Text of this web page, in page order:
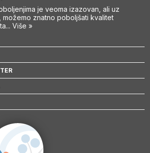
je veoma izazovan, ali uz
znatno poboljšati kvalitet
Više »